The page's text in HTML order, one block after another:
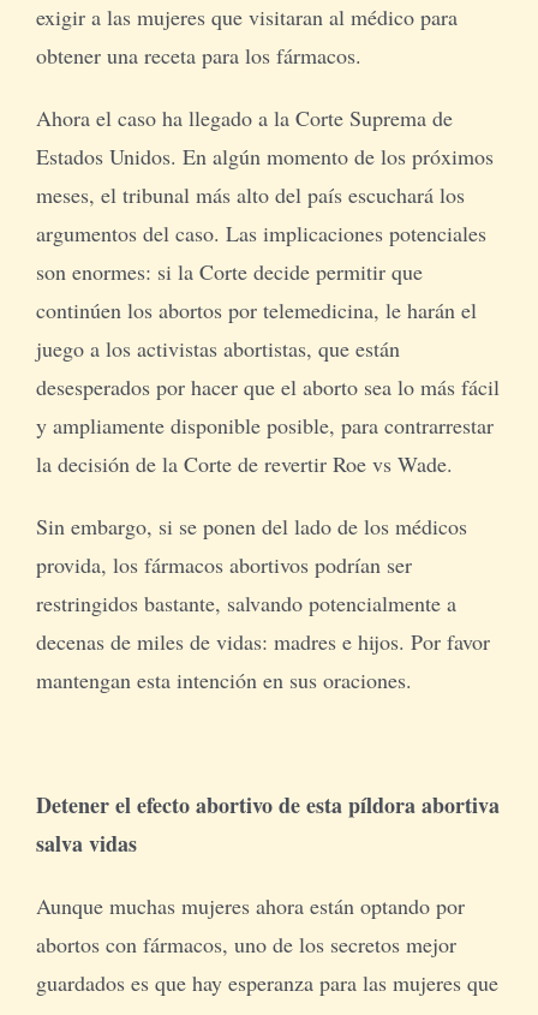
exigir a las mujeres que visitaran al médico para
obtener una receta para los fármacos.
Ahora el caso ha llegado a la Corte Suprema de
Estados Unidos. En algún momento de los próximos
meses, el tribunal más alto del país escuchará los
argumentos del caso. Las implicaciones potenciales
son enormes: si la Corte decide permitir que
continúen los abortos por telemedicina, le harán el
juego a los activistas abortistas, que están
desesperados por hacer que el aborto sea lo más fácil
y ampliamente disponible posible, para contrarrestar
la decisión de la Corte de revertir Roe vs Wade.
Sin embargo, si se ponen del lado de los médicos
provida, los fármacos abortivos podrían ser
restringidos bastante, salvando potencialmente a
decenas de miles de vidas: madres e hijos. Por favor
mantengan esta intención en sus oraciones.
Detener el efecto abortivo de esta píldora abortiva
salva vidas
Aunque muchas mujeres ahora están optando por
abortos con fármacos, uno de los secretos mejor
guardados es que hay esperanza para las mujeres que